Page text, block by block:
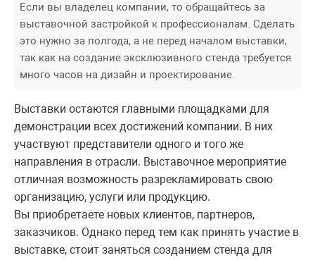
Если вы владелец компании, то обращайтесь за
выставочной застройкой к профессионалам. Сделать
это нужно за полгода, а не перед началом выставки,
так как на создание эксклюзивного стенда требуется
много часов на дизайн и проектирование.
Выставки остаются главными площадками для
демонстрации всех достижений компании. В них
участвуют представители одного и того же
направления в отрасли. Выставочное мероприятие
отличная возможность разрекламировать свою
организацию, услуги или продукцию.
Вы приобретаете новых клиентов, партнеров,
заказчиков. Однако перед тем как принять участие в
выставке, стоит заняться созданием стенда для